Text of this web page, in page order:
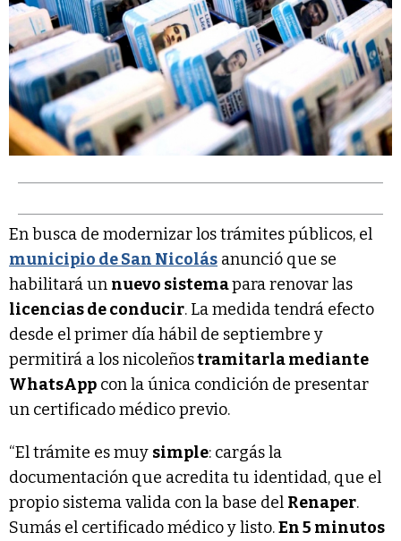
En busca de modernizar los trámites públicos, el
municipio de San Nicolás anunció que se
habilitará un nuevo sistemapara renovar las
licencias de conducir. La medida tendrá efecto
desde el primer día hábil de septiembre y
permitirá a los nicoleñostramitarla mediante
WhatsApp con la única condición de presentar
un certificado médico previo.
“El trámite es muy simple: cargás la
documentación que acredita tu identidad, que el
propio sistema valida con la base del Renaper.
Sumás el certificado médico y listo.En 5 minutos